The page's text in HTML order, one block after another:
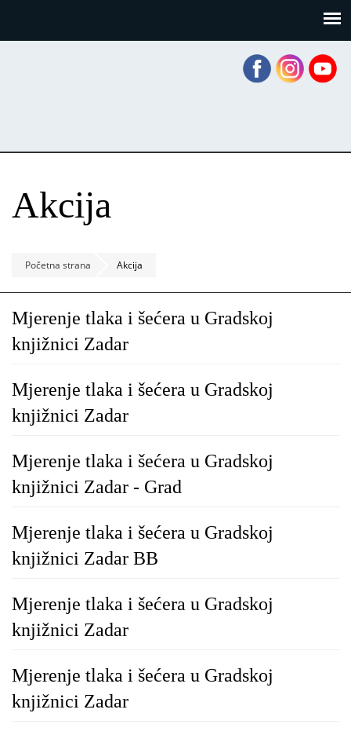
Akcija
Početna strana Akcija
Mjerenje tlaka i šećera u Gradskoj
knjižnici Zadar
Mjerenje tlaka i šećera u Gradskoj
knjižnici Zadar
Mjerenje tlaka i šećera u Gradskoj
knjižnici Zadar - Grad
Mjerenje tlaka i šećera u Gradskoj
knjižnici Zadar BB
Mjerenje tlaka i šećera u Gradskoj
knjižnici Zadar
Mjerenje tlaka i šećera u Gradskoj
knjižnici Zadar